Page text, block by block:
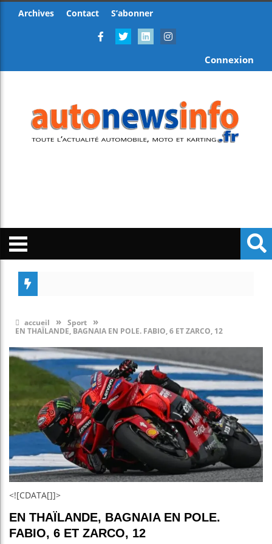
Archives Contact S’abonner
Connexion
accueil » Sport »
EN THAÏLANDE, BAGNAIA EN POLE. FABIO, 6 ET ZARCO, 12
<![CDATA[]]>
EN THAÏLANDE, BAGNAIA EN POLE.
FABIO, 6 ET ZARCO, 12